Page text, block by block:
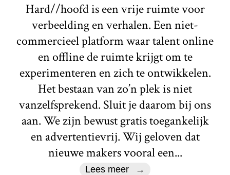
Hard//hoofd is een vrije ruimte voor
verbeelding en verhalen. Een niet-
commercieel platform waar talent online
en offline de ruimte krijgt om te
experimenteren en zich te ontwikkelen.
Het bestaan van zo’n plek is niet
vanzelfsprekend. Sluit je daarom bij ons
aan. We zijn bewust gratis toegankelijk
en advertentievrij. Wij geloven dat
nieuwe makers vooral een...
Lees meer